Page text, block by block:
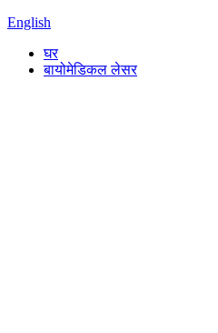
English
घर
बायोमेडिकल लेसर